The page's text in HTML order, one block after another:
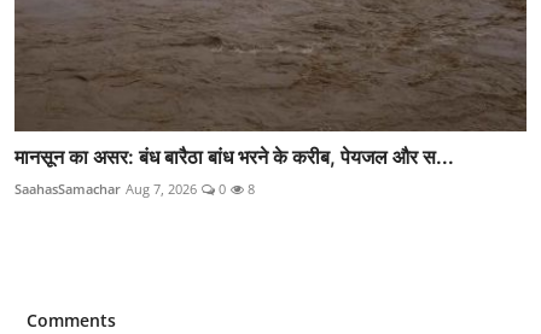
मानसून का असर: बंध बारैठा बांध भरने के करीब, पेयजल और स...
SaahasSamachar Aug 7, 2026 0 8
Comments